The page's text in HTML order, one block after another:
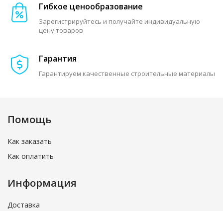
Гибкое ценообразование
Зарегистрируйтесь и получайте индивидуальную
цену товаров
Гарантия
Гарантируем качественные строительные материалы
Помощь
Как заказать
Как оплатить
Информация
Доставка